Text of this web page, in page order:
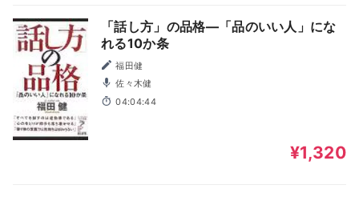
「話し方」の品格―「品のいい人」にな
れる10か条
福田健
佐々木健
04:04:44
¥1,320